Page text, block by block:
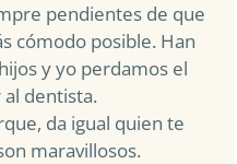
pendientes de que
cómodo posible. Han
y yo perdamos el
dentista.
da igual quien te
maravillosos.